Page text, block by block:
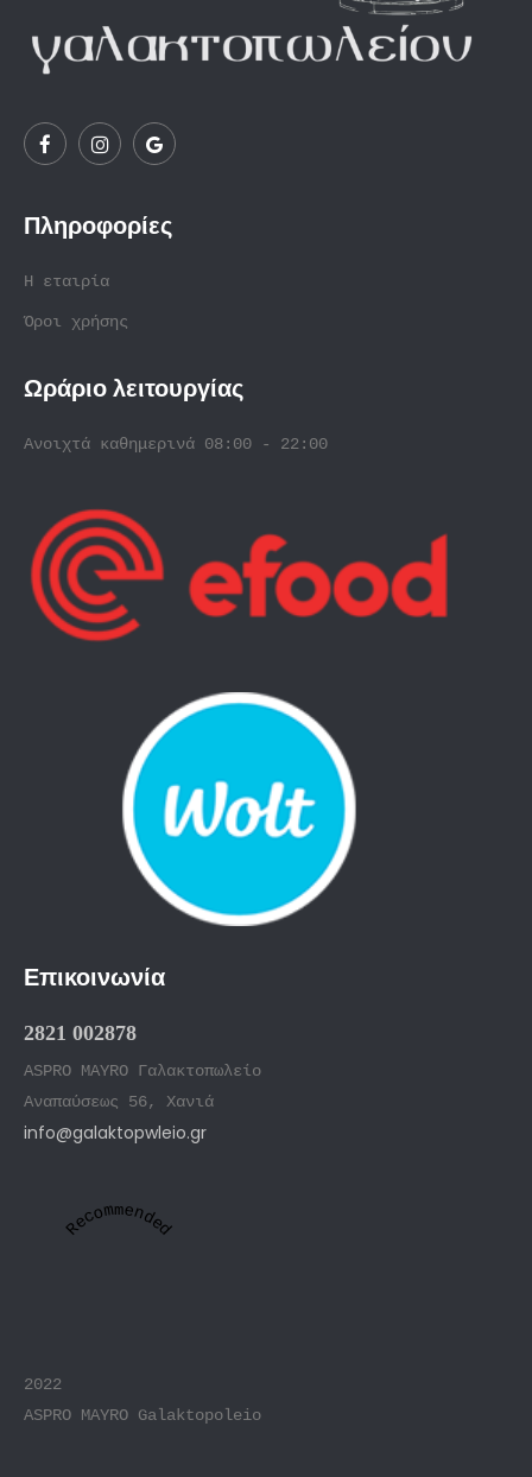
Πληροφορίες
Η εταιρία
Όροι χρήσης
Ωράριο λειτουργίας
Ανοιχτά καθημερινά 08:00 - 22:00
Επικοινωνία
2821 002878
ASPRO MAYRO Γαλακτοπωλείο
Αναπαύσεως 56, Χανιά
info@galaktopwleio.gr
Recommended
2022
ASPRO MAYRO Galaktopoleio